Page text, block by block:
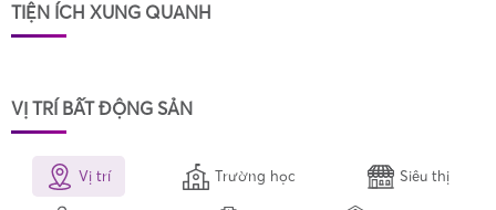
TIỆN ÍCH XUNG QUANH
VỊ TRÍ BẤT ĐỘNG SẢN
Vị trí Trường học Siêu thị